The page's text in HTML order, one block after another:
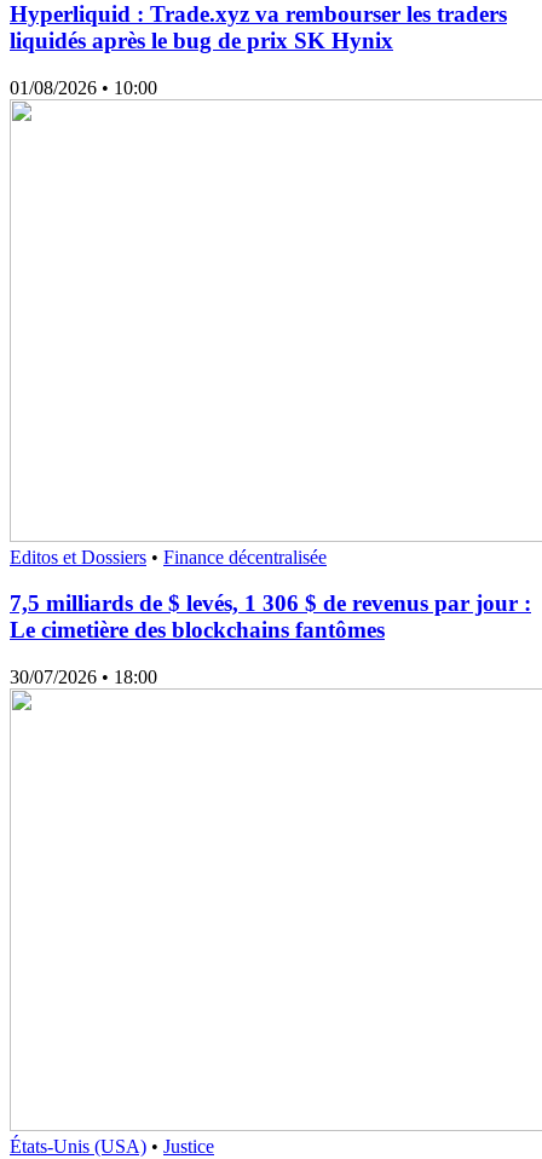
Hyperliquid : Trade.xyz va rembourser les traders
liquidés après le bug de prix SK Hynix
01/08/2026 • 10:00
Editos et Dossiers • Finance décentralisée
7,5 milliards de $ levés, 1 306 $ de revenus par jour :
Le cimetière des blockchains fantômes
30/07/2026 • 18:00
États-Unis (USA) • Justice